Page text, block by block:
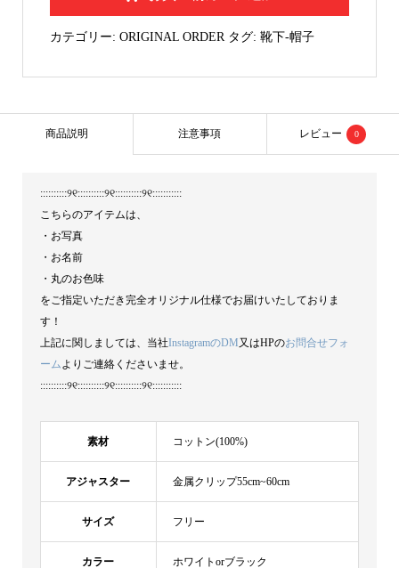
カテゴリー: ORIGINAL ORDER タグ: 靴下-帽子
商品説明 注意事項 レビュー 0
::::::::::୨୧::::::::::୨୧::::::::::୨୧:::::::::::
こちらのアイテムは、
・お写真
・お名前
・丸のお色味
をご指定いただき完全オリジナル仕様でお届けいたしておりま
す！
上記に関しましては、当社InstagramのDM又はHPのお問合せフォ
ームよりご連絡くださいませ。
::::::::::୨୧::::::::::୨୧::::::::::୨୧:::::::::::
素材 コットン(100%)
アジャスター 金属クリップ55cm~60cm
サイズ フリー
カラー ホワイトorブラック